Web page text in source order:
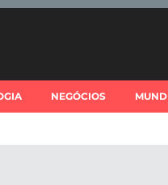
NEGÓCIOS